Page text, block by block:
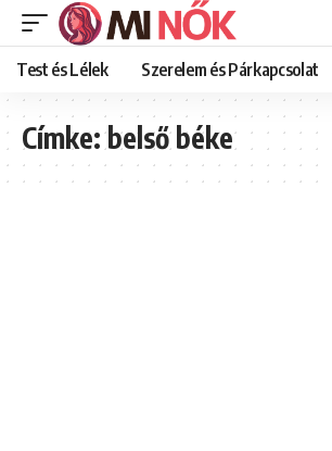
Test és Lélek Szerelem és Párkapcsolat
Címke:belső béke